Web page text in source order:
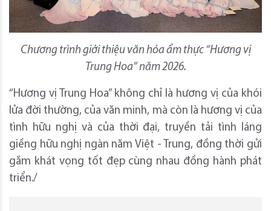
Chương trình giới thiệu văn hóa ẩm thực “Hương vị
Trung Hoa” năm 2026.
“Hương vị Trung Hoa” không chỉ là hương vị của khói
lửa đời thường, của văn minh, mà còn là hương vị của
tình hữu nghị và của thời đại, truyền tải tình láng
giềng hữu nghị ngàn năm Việt - Trung, đồng thời gửi
gắm khát vọng tốt đẹp cùng nhau đồng hành phát
triển./